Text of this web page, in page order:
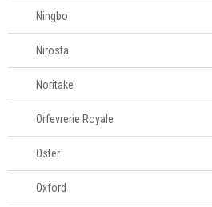
Ningbo
Nirosta
Noritake
Orfevrerie Royale
Oster
Oxford